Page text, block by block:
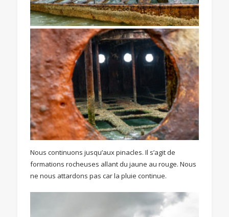
Nous continuons jusqu’aux pinacles. Il s’agit de
formations rocheuses allant du jaune au rouge. Nous
ne nous attardons pas car la pluie continue.